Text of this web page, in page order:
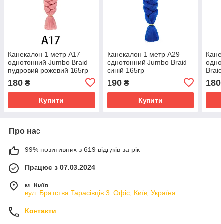
Канекалон 1 метр А17
однотонний Jumbo Braid
пудровий рожевий 165гр
180 ₴
Купити
Канекалон 1 метр А29
однотонний Jumbo Braid
синій 165гр
190₴
Купити
180
Про нас
99% позитивних з 619 відгуків за рік
Працює з 07.03.2024
м. Київ
вул. Братства Тарасівців 3. Офіс, Київ, Україна
Контакти